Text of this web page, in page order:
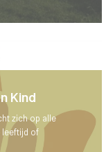
Kind
zich op alle
leeftijd of